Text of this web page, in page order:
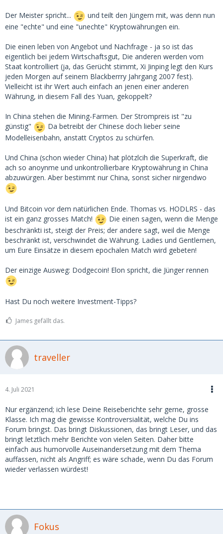
Der Meister spricht...
und teilt den Jüngern mit, was denn nun
eine "echte" und eine "unechte" Kryptowährungen ein.
Die einen leben von Angebot und Nachfrage - ja so ist das
eigentlich bei jedem Wirtschaftsgut, Die anderen werden vom
Staat kontrolliert (ja, das Gerücht stimmt, Xi Jinping legt den Kurs
jeden Morgen auf seinem Blackberrry Jahrgang 2007 fest).
Vielleicht ist ihr Wert auch einfach an jenen einer anderen
Währung, in diesem Fall des Yuan, gekoppelt?
In China stehen die Mining-Farmen. Der Strompreis ist "zu
günstig"
Da betreibt der Chinese doch lieber seine
Modelleisenbahn, anstatt Cryptos zu schürfen.
Und China (schon wieder China) hat plötzlcih die Superkraft, die
ach so anoynme und unkontrollierbare Kryptowährung in China
abzuwürgen. Aber bestimmt nur China, sonst sicher nirgendwo
Und Bitcoin vor dem natürlichen Ende. Thomas vs. HODLRS - das
ist ein ganz grosses Match!
Die einen sagen, wenn die Menge
beschränkti ist, steigt der Preis; der andere sagt, weil die Menge
beschränkt ist, verschwindet die Währung. Ladies und Gentlemen,
um Eure Einsätze in diesem epochalen Match wird gebeten!
Der einzige Ausweg: Dodgecoin! Elon spricht, die Jünger rennen
Hast Du noch weitere Investment-Tipps?
James gefällt das.
traveller
4. Juli 2021
Nur ergänzend; ich lese Deine Reiseberichte sehr gerne, grosse
Klasse. Ich mag die gewisse Kontroversialität, welche Du ins
Forum bringst. Das bringt Diskussionen, das bringt Leser, und das
bringt letztlich mehr Berichte von vielen Seiten. Daher bitte
einfach aus humorvolle Auseinandersetzung mit dem Thema
auffassen, nicht als Angriff; es wäre schade, wenn Du das Forum
wieder verlassen würdest!
Fokus